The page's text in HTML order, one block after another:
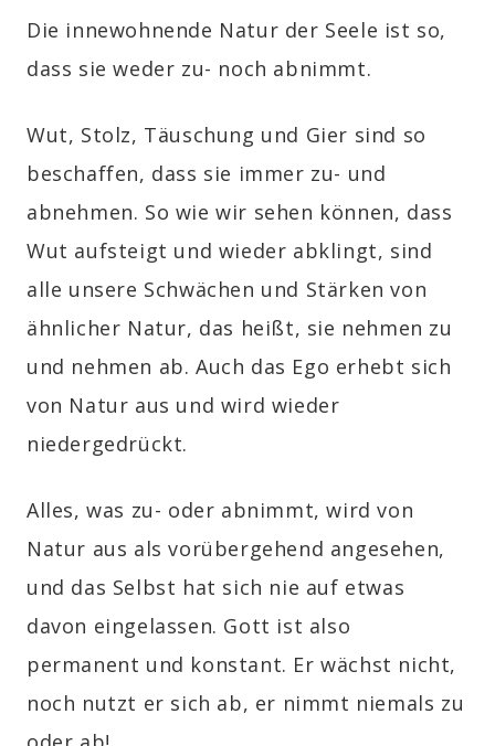
Die innewohnende Natur der Seele ist so,
dass sie weder zu- noch abnimmt.
Wut, Stolz, Täuschung und Gier sind so
beschaffen, dass sie immer zu- und
abnehmen. So wie wir sehen können, dass
Wut aufsteigt und wieder abklingt, sind
alle unsere Schwächen und Stärken von
ähnlicher Natur, das heißt, sie nehmen zu
und nehmen ab. Auch das Ego erhebt sich
von Natur aus und wird wieder
niedergedrückt.
Alles, was zu- oder abnimmt, wird von
Natur aus als vorübergehend angesehen,
und das Selbst hat sich nie auf etwas
davon eingelassen. Gott ist also
permanent und konstant. Er wächst nicht,
noch nutzt er sich ab, er nimmt niemals zu